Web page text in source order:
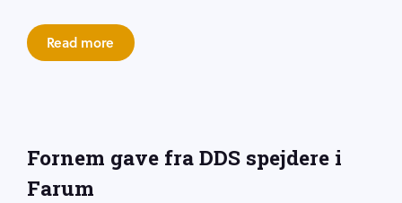
Read more
Fornem gave fra DDS spejdere i
Farum